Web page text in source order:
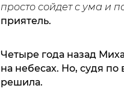
просто сойдет с ума и
приятель.
Четыре года назад
на небесах. Но, судя по
решила.